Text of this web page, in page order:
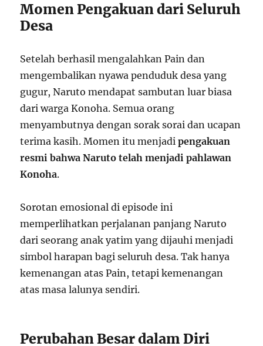
Momen Pengakuan dari Seluruh
Desa
Setelah berhasil mengalahkan Pain dan
mengembalikan nyawa penduduk desa yang
gugur, Naruto mendapat sambutan luar biasa
dari warga Konoha. Semua orang
menyambutnya dengan sorak sorai dan ucapan
terima kasih. Momen itu menjadipengakuan
resmi bahwa Naruto telah menjadi pahlawan
Konoha.
Sorotan emosional di episode ini
memperlihatkan perjalanan panjang Naruto
dari seorang anak yatim yang dijauhi menjadi
simbol harapan bagi seluruh desa. Tak hanya
kemenangan atas Pain, tetapi kemenangan
atas masa lalunya sendiri.
Perubahan Besar dalam Diri